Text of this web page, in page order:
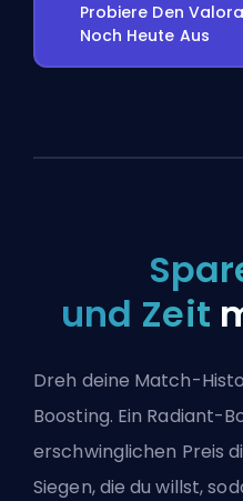
Probiere Den
Noch Heute Aus
und Zeit
Dreh deine Match-
Boosting. Ein Radiant-
erschwinglichen Preis
Siegen, die du willst,